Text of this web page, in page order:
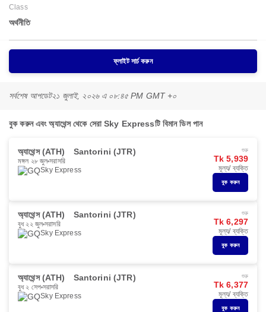
Class
অর্থনীতি
ফ্লাইট সার্চ করুন
সর্বশেষ আপডেট২১ জুলাই, ২০২৬ এ ০৮:৪৫ PM GMT +০
বুক করুন এবং অ্যাথেন্স থেকে সেরা Sky Expressটি বিমান ডিল পান
অ্যাথেন্স (ATH) Santorini (JTR)
মঙ্গল ২৮ জুল সরাসরি
Sky Express
শুরু
Tk 5,939
মূল্য/ ব্যক্তি
বুক করুন
অ্যাথেন্স (ATH) Santorini (JTR)
বুধ ২২ জুল সরাসরি
Sky Express
শুরু
Tk 6,297
মূল্য/ ব্যক্তি
বুক করুন
অ্যাথেন্স (ATH) Santorini (JTR)
বুধ ২ সেপ সরাসরি
Sky Express
শুরু
Tk 6,377
মূল্য/ ব্যক্তি
বুক করুন